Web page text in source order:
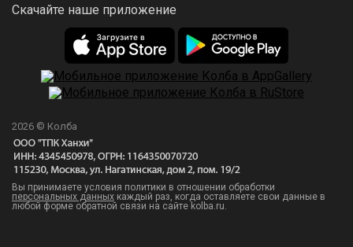
Скачайте наше приложение
2026 © Колба
Вы принимаете условия политики в отношении обработки
персональных данных каждый раз, когда оставляете свои данные в
любой форме обратной связи на сайте kolba.ru.